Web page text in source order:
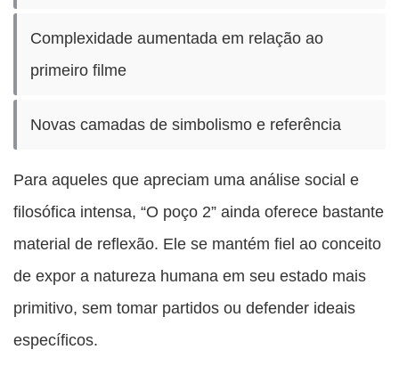
Complexidade aumentada em relação ao
primeiro filme
Novas camadas de simbolismo e referência
Para aqueles que apreciam uma análise social e
filosófica intensa, “O poço 2” ainda oferece bastante
material de reflexão. Ele se mantém fiel ao conceito
de expor a natureza humana em seu estado mais
primitivo, sem tomar partidos ou defender ideais
específicos.